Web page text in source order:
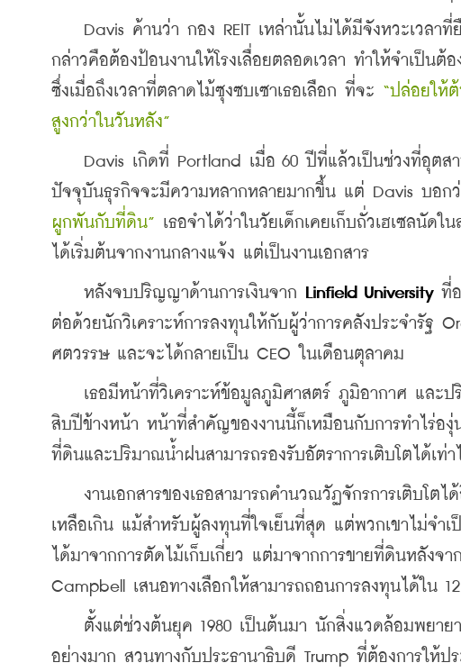
Davis ค้านว่า กอง REIT เหล่านั้นไม่ได้มีจังหวะเวลาที่
กล่าวคือต้องป้อนงานให้โรงเลื่อยตลอดเวลา ทำให้จำเป็น
ซึ่งเมื่อถึงเวลาที่ตลาดไม้ซุงซบเซาเธอเลือก ที่จะ “ปล่อยให้
สูงกว่าในวันหลัง”
Davis เกิดที่ Portland เมื่อ 60 ปีที่แล้วเป็นช่วงที่อุตสา
ปัจจุบันธุรกิจจะมีความหลากหลายมากขึ้น แต่ Davis บอก
ผูกพันกับที่ดิน” เธอจำได้ว่าในวัยเด็กเคยเก็บถั่วเฮเซลนั
ได้เริ่มต้นจากงานกลางแจ้ง แต่เป็นงานเอกสาร
หลังจบปริญญาด้านการเงินจาก Linfield University ที่อ
ต่อด้วยนักวิเคราะห์การลงทุนให้กับผู้ว่าการคลังประจํารัฐ
ศตวรรษ และจะได้กลายเป็น CEO ในเดือนตุลาคม
เธอมีหน้าที่วิเคราะห์ข้อมูลภูมิศาสตร์ ภูมิอากาศ และป
สิบปีข้างหน้า หน้าที่สำคัญของงานนี้ก็เหมือนกับการทำไร่อ
ที่ดินและปริมาณน้ำฝนสามารถรองรับอัตราการเติบโตได้เท่า
งานเอกสารของเธอสามารถคำนวณวัฏจักรการเติบโตไ
เหลือเกิน แม้สำหรับผู้ลงทุนที่ใจเย็นที่สุด แต่พวกเขาไม่จำ
ได้มาจากการตัดไม้เก็บเกี่ยว แต่มาจากการขายที่ดินหลัง
Campbell เสนอทางเลือกให้สามารถถอนการลงทุนได้ใน
ตั้งแต่ช่วงต้นยุค 1980 เป็นต้นมา นักสิ่งแวดล้อมพยายา
อย่างมาก สวนทางกับประธานาธิบดี Trump ที่ต้องการให้